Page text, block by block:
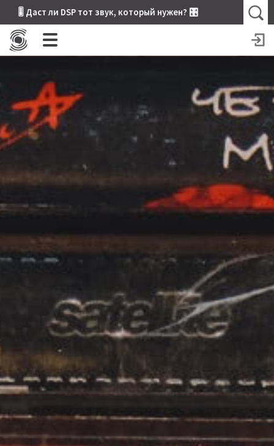
🎚 Даст ли DSP тот звук, который нужен? 🎛